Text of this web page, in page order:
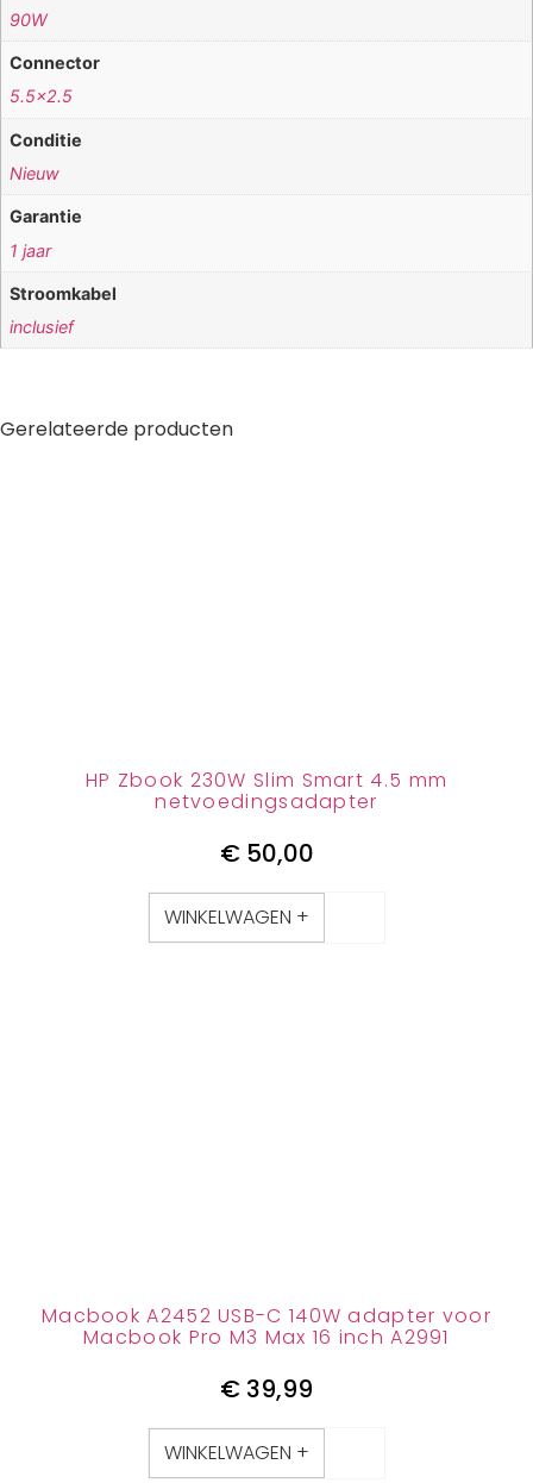
90W
Connector
5.5×2.5
Conditie
Nieuw
Garantie
1 jaar
Stroomkabel
inclusief
Gerelateerde producten
HP Zbook 230W Slim Smart 4.5 mm
netvoedingsadapter
€50,00
WINKELWAGEN +
Macbook A2452 USB-C 140W adapter voor
Macbook Pro M3 Max 16 inch A2991
€ 39,99
WINKELWAGEN +